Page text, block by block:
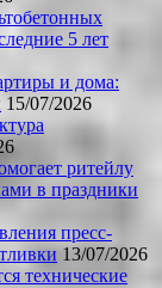
5 лет
и дома:
15/07/2026
ритейлу
в праздники
пресс-
13/07/2026
технические